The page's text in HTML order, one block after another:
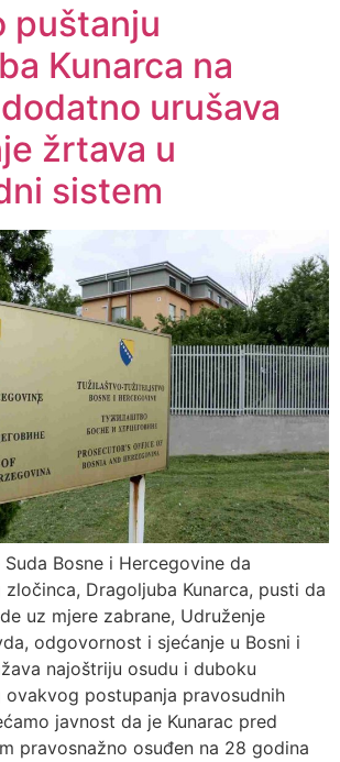
puštanju
Kunarca na
urušava
žrtava u
sistem
Bosne i Hercegovine da
Dragoljuba Kunarca, pusti da
uz mjere zabrane, Udruženje
odgovornost i sjećanje u Bosni i
najoštriju osudu i duboku
postupanja pravosudnih
javnost da je Kunarac pred
pravosnažno osuđen na 28 godina